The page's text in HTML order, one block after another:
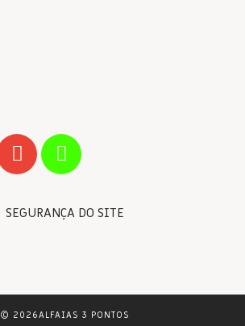
SEGURANÇA DO SITE
© 2026ALFAIAS 3 PONTOS